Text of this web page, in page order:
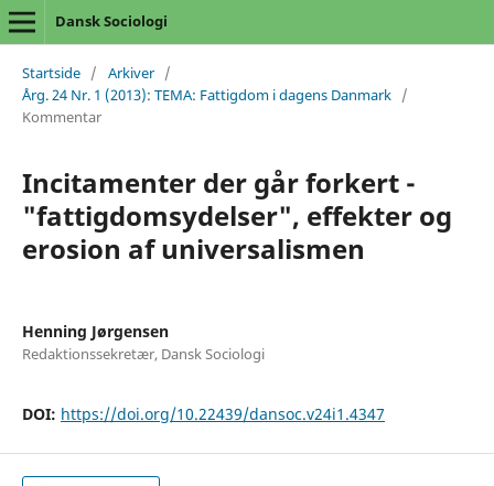
Dansk Sociologi
Startside / Arkiver /
Årg. 24 Nr. 1 (2013): TEMA: Fattigdom i dagens Danmark /
Kommentar
Incitamenter der går forkert -
"fattigdomsydelser", effekter og
erosion af universalismen
Henning Jørgensen
Redaktionssekretær, Dansk Sociologi
DOI: https://doi.org/10.22439/dansoc.v24i1.4347